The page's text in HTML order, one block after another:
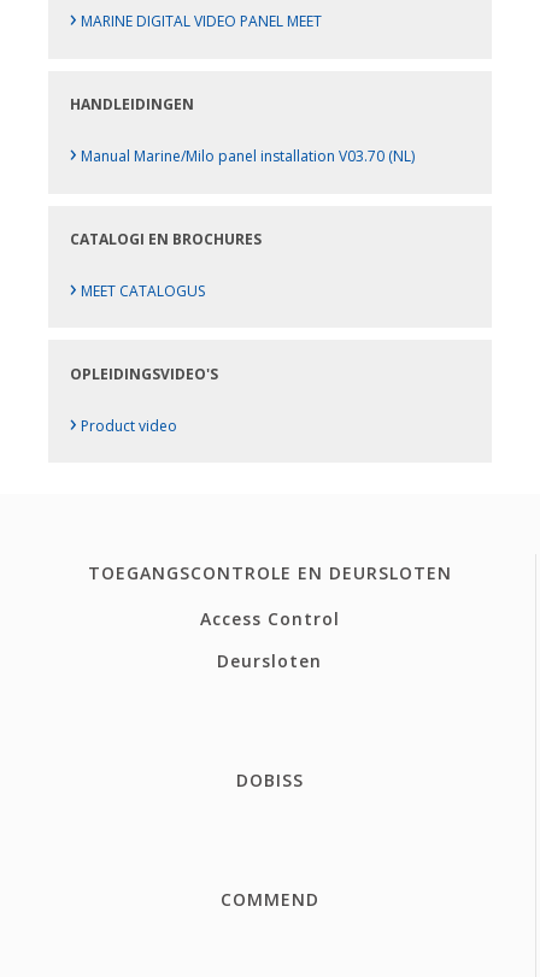
› MARINE DIGITAL VIDEO PANEL MEET
HANDLEIDINGEN
› Manual Marine/Milo panel installation V03.70 (NL)
CATALOGI EN BROCHURES
› MEET CATALOGUS
OPLEIDINGSVIDEO'S
› Product video
TOEGANGSCONTROLE EN DEURSLOTEN
Access Control
Deursloten
DOBISS
COMMEND